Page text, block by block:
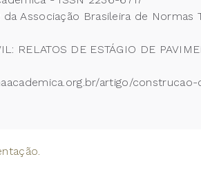
Associação Brasileira de
RELATOS DE ESTÁGIO DE
artigo/